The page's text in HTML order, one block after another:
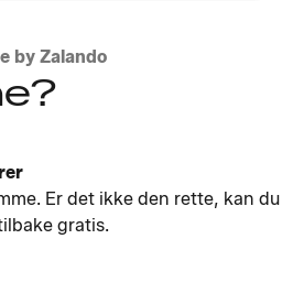
by Zalando
Er det ikke den rette, kan du
gratis.